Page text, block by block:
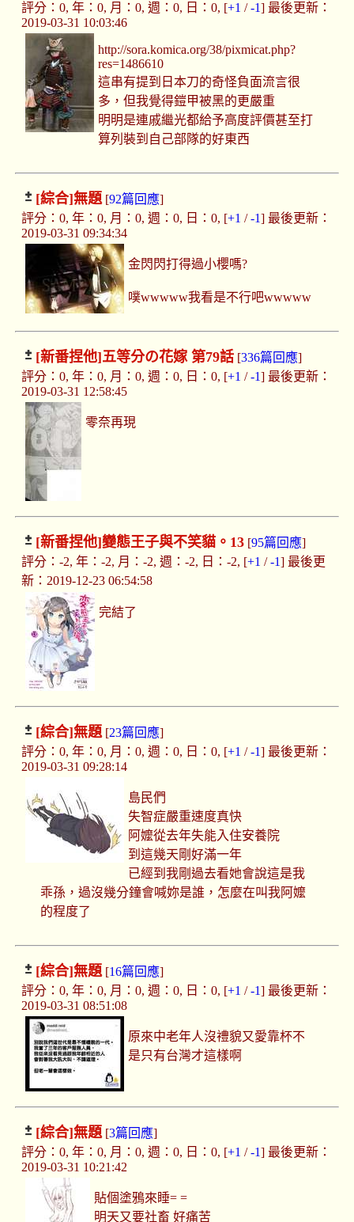
評分：0, 年：0, 月：0, 週：0, 日：0, [+1 /-1] 最後更新：
2019-03-31 10:03:46
http://sora.komica.org/38/pixmicat.php?
res=1486610
這串有提到日本刀的奇怪負面流言很
多，但我覺得鎧甲被黑的更嚴重
明明是連戚繼光都給予高度評價甚至打
算列裝到自己部隊的好東西
[綜合]無題[92篇回應]
評分：0, 年：0, 月：0, 週：0, 日：0, [+1 /-1] 最後更新：
2019-03-31 09:34:34
金閃閃打得過小櫻嗎?
噗wwwww我看是不行吧wwwww
[新番捏他]五等分の花嫁 第79話[336篇回應]
評分：0, 年：0, 月：0, 週：0, 日：0, [+1 /-1] 最後更新：
2019-03-31 12:58:45
零奈再現
[新番捏他]變態王子與不笑貓。13[95篇回應]
評分：-2, 年：-2, 月：-2, 週：-2, 日：-2, [+1 /-1] 最後更
新：2019-12-23 06:54:58
完結了
[綜合]無題[23篇回應]
評分：0, 年：0, 月：0, 週：0, 日：0, [+1 /-1] 最後更新：
2019-03-31 09:28:14
島民們
失智症嚴重速度真快
阿嬤從去年失能入住安養院
到這幾天剛好滿一年
已經到我剛過去看她會說這是我
乖孫，過沒幾分鐘會喊妳是誰，怎麼在叫我阿嬤
的程度了
[綜合]無題[16篇回應]
評分：0, 年：0, 月：0, 週：0, 日：0, [+1 /-1] 最後更新：
2019-03-31 08:51:08
原來中老年人沒禮貌又愛靠杯不
是只有台灣才這樣啊
[綜合]無題[3篇回應]
評分：0, 年：0, 月：0, 週：0, 日：0, [+1 /-1] 最後更新：
2019-03-31 10:21:42
貼個塗鴉來睡= =
明天又要社畜 好痛苦